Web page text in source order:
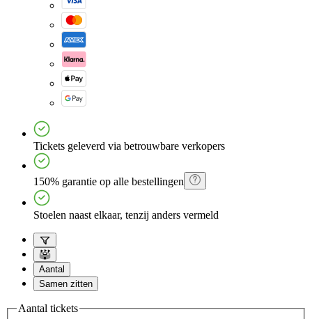
Tickets geleverd via betrouwbare verkopers
150% garantie op alle bestellingen
Stoelen naast elkaar, tenzij anders vermeld
Aantal
Samen zitten
Aantal tickets